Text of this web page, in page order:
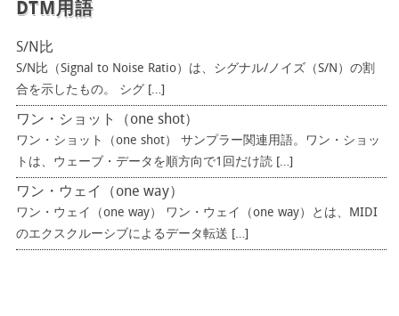
DTM用語
S/N比
S/N比（Signal to Noise Ratio）は、シグナル/ノイズ（S/N）の割
合を示したもの。 シグ […]
ワン・ショット（one shot）
ワン・ショット（one shot） サンプラー関連用語。ワン・ショッ
トは、ウェーブ・データを順方向で1回だけ読 […]
ワン・ウェイ（one way）
ワン・ウェイ（one way） ワン・ウェイ（one way）とは、MIDI
のエクスクルーシブによるデータ転送 […]